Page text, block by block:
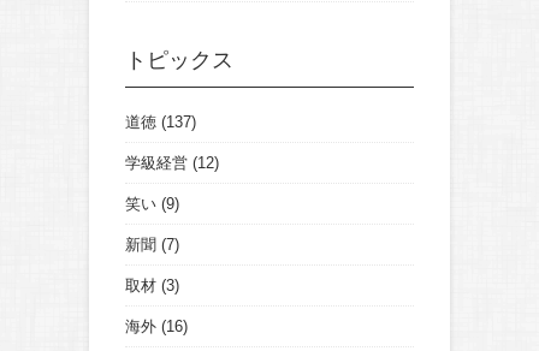
トピックス
道徳 (137)
学級経営 (12)
笑い (9)
新聞 (7)
取材 (3)
海外 (16)